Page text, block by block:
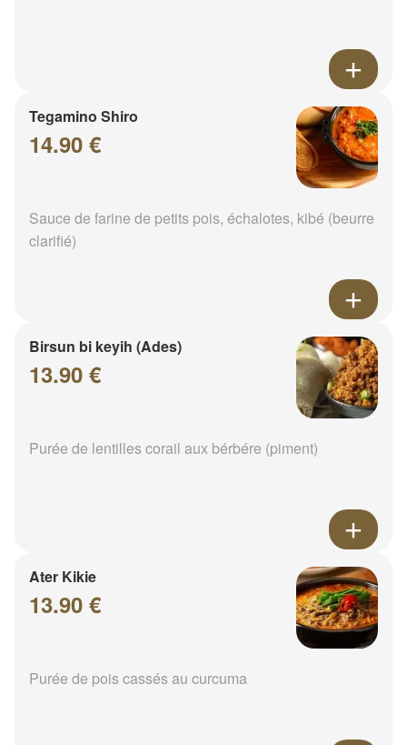
Tegamino Shiro
14.90 €
Sauce de farine de petits pois, échalotes, kibé (beurre
clarifié)
Birsun bi keyih (Ades)
13.90 €
Purée de lentilles corail aux bérbére (piment)
Ater Kikie
13.90 €
Purée de pois cassés au curcuma